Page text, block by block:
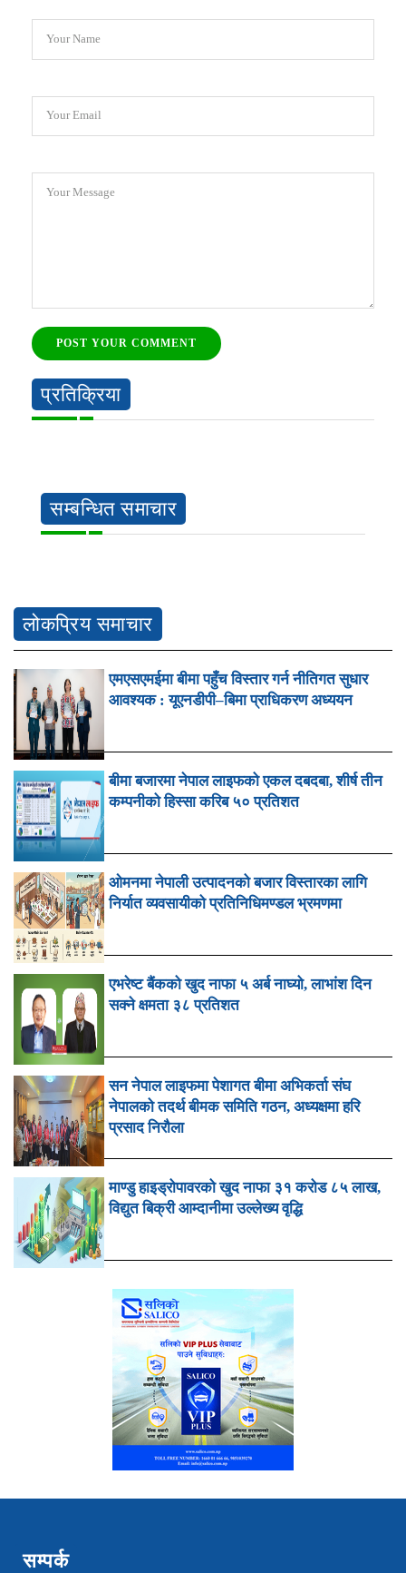
Your Name
Your Email
Your Message
POST YOUR COMMENT
प्रतिक्रिया
सम्बन्धित समाचार
लोकप्रिय समाचार
एमएसएमईमा बीमा पहुँच विस्तार गर्न नीतिगत सुधार
आवश्यक : यूएनडीपी–बिमा प्राधिकरण अध्ययन
बीमा बजारमा नेपाल लाइफको एकल दबदबा, शीर्ष तीन
कम्पनीको हिस्सा करिब ५० प्रतिशत
ओमनमा नेपाली उत्पादनको बजार विस्तारका लागि
निर्यात व्यवसायीको प्रतिनिधिमण्डल भ्रमणमा
एभरेष्ट बैंकको खुद नाफा ५ अर्ब नाघ्यो, लाभांश दिन
सक्ने क्षमता ३८ प्रतिशत
सन नेपाल लाइफमा पेशागत बीमा अभिकर्ता संघ
नेपालको तदर्थ बीमक समिति गठन, अध्यक्षमा हरि
प्रसाद निरौला
माण्डु हाइड्रोपावरको खुद नाफा ३१ करोड ८५ लाख,
विद्युत बिक्री आम्दानीमा उल्लेख्य वृद्धि
सम्पर्क